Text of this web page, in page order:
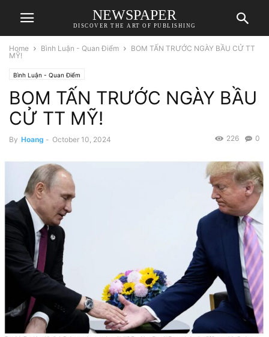
NEWSPAPER
DISCOVER THE ART OF PUBLISHING
Home Bình Luận - Quan Điểm
BOM TẤN TRƯỚC NGÀY BẦU CỬ TT
MỸ!
Bình Luận - Quan Điểm
BOM TẤN TRƯỚC NGÀY BẦU
CỬ TT MỸ!
By Hoang - October 10, 2024 0
226